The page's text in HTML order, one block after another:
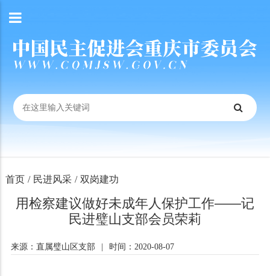
首页 / 民进风采 / 双岗建功
用检察建议做好未成年人保护工作——记
民进璧山支部会员荣莉
来源：直属璧山区支部 时间：2020-08-07